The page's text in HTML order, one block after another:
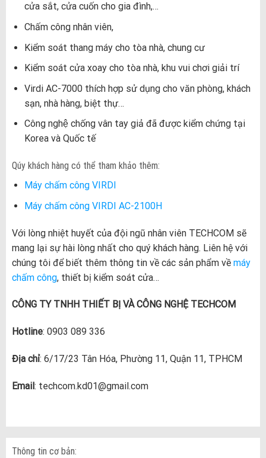
cửa sắt, cửa cuốn cho gia đình,…
Chấm công nhân viên,
Kiểm soát thang máy cho tòa nhà, chung cư
Kiểm soát cửa xoay cho tòa nhà, khu vui chơi giải trí
Virdi AC-7000 thích hợp sử dụng cho văn phòng, khách
sạn, nhà hàng, biệt thự…
Công nghệ chống vân tay giả đã được kiểm chứng tại
Korea và Quốc tế
Qúy khách hàng có thể tham khảo thêm:
Máy chấm công VIRDI
Máy chấm công VIRDI AC-2100H
Với lòng nhiệt huyết của đội ngũ nhân viên TECHCOM sẽ
mang lại sự hài lòng nhất cho quý khách hàng. Liên hệ với
chúng tôi để biết thêm thông tin về các sản phẩm về máy
chấm công, thiết bị kiểm soát cửa…
CÔNG TY TNHH THIẾT BỊ VÀ CÔNG NGHỆ TECHCOM
Hotline: 0903 089 336
Địa chỉ: 6/17/23 Tân Hóa, Phường 11, Quận 11, TPHCM
Email: techcom.kd01@gmail.com
Thông tin cơ bản: